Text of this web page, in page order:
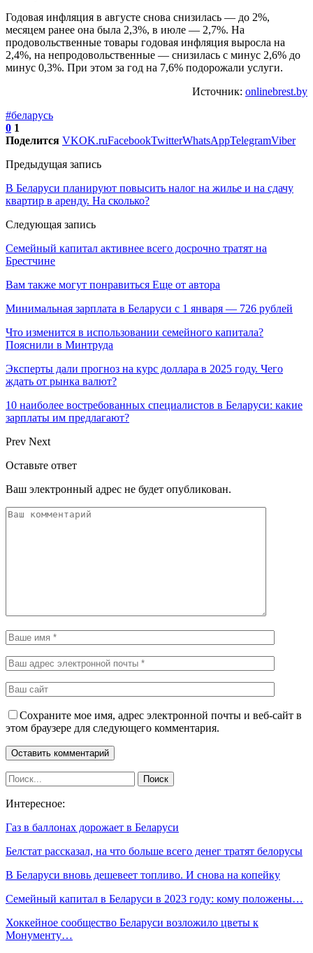
Годовая инфляция в августе снова снизилась — до 2%,
месяцем ранее она была 2,3%, в июле — 2,7%. На
продовольственные товары годовая инфляция выросла на
2,4%, на непродовольственные — снизилась с минус 2,6% до
минус 0,3%. При этом за год на 7,6% подорожали услуги.
Источник: onlinebrest.by
#беларусь
0 1
Поделится VKOK.ruFacebookTwitterWhatsAppTelegramViber
Предыдущая запись
В Беларуси планируют повысить налог на жилье и на сдачу
квартир в аренду. На сколько?
Следующая запись
Семейный капитал активнее всего досрочно тратят на
Брестчине
Вам также могут понравиться Еще от автора
Минимальная зарплата в Беларуси с 1 января — 726 рублей
Что изменится в использовании семейного капитала?
Пояснили в Минтруда
Эксперты дали прогноз на курс доллара в 2025 году. Чего
ждать от рынка валют?
10 наиболее востребованных специалистов в Беларуси: какие
зарплаты им предлагают?
Prev Next
Оставьте ответ
Ваш электронный адрес не будет опубликован.
Сохраните мое имя, адрес электронной почты и веб-сайт в
этом браузере для следующего комментария.
Интересное:
Газ в баллонах дорожает в Беларуси
Белстат рассказал, на что больше всего денег тратят белорусы
В Беларуси вновь дешевеет топливо. И снова на копейку
Семейный капитал в Беларуси в 2023 году: кому положены…
Хоккейное сообщество Беларуси возложило цветы к
Монументу…